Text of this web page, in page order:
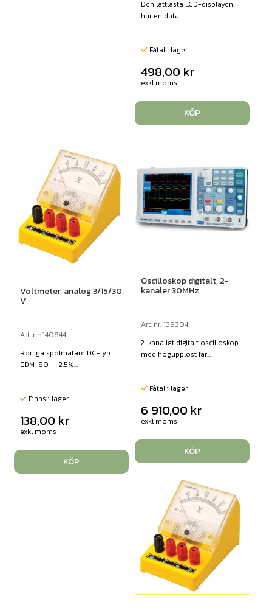
Den lättlästa LCD-displayen
har en data-...
Fåtal i lager
498,00 kr
exkl moms
KÖP
Voltmeter, analog 3/15/30
V
Art. nr: 140844
Rörliga spolmätare DC-typ
EDM-80 +- 2.5%...
Finns i lager
138,00 kr
exkl moms
KÖP
Oscilloskop digitalt, 2-
kanaler 30MHz
Art. nr: 139304
2-kanaligt digitalt oscilloskop
med högupplöst fär...
Fåtal i lager
6 910,00 kr
exkl moms
KÖP